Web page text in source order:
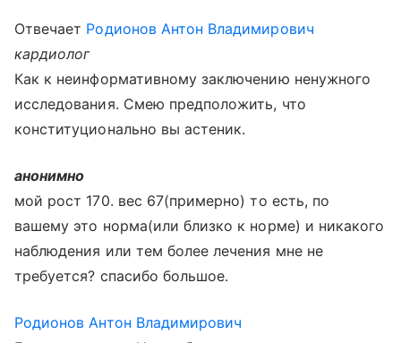
Отвечает Родионов Антон Владимирович
кардиолог
Как к неинформативному заключению ненужного
исследования. Смею предположить, что
конституционально вы астеник.
анонимно
мой рост 170. вес 67(примерно) то есть, по
вашему это норма(или близко к норме) и никакого
наблюдения или тем более лечения мне не
требуется? спасибо большое.
Родионов Антон Владимирович